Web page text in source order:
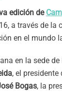
edición de
a través de
en el mundo
en la sede
, el presidente
Bogas, la